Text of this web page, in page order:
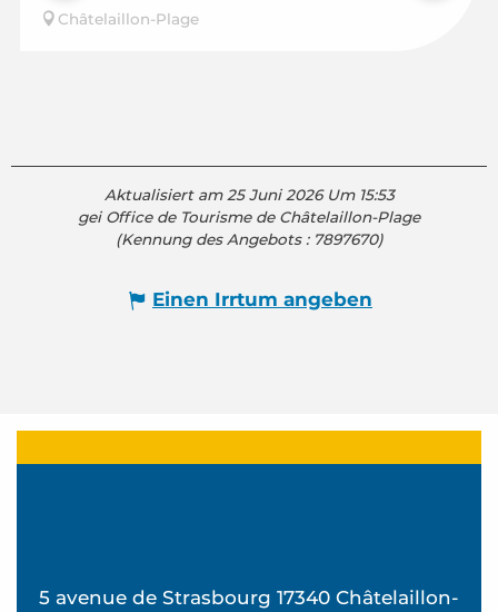
Châtelaillon-Plage
Aktualisiert am 25 Juni 2026 Um 15:53
gei Office de Tourisme de Châtelaillon-Plage
(Kennung des Angebots : 7897670)
Einen Irrtum angeben
5 avenue de Strasbourg 17340 Châtelaillon-